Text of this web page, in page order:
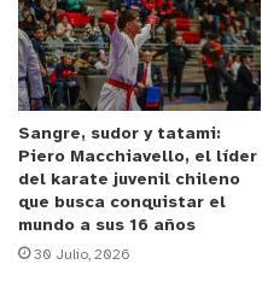
medida que las
fase. A eso se
comunas de la región.
DPS contempló
jóvenes, mujeres,
situación de
Todos los talleres son
Sangre, sudor y tatami:
Piero Macchiavello, el líder
del karate juvenil chileno
que busca conquistar el
mundo a sus 16 años
30 Julio, 2026